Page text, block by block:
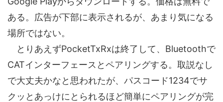
ある。広告が下部に表示されるが、あまり気になる
場所ではない。
とりあえずPocketTxRxは終了して、Bluetoothで
CATインターフェースとペアリングする。取説なし
で大丈夫かなと思われたが、パスコード1234でサ
クッとあっけにとられるほど簡単にペアリングが完